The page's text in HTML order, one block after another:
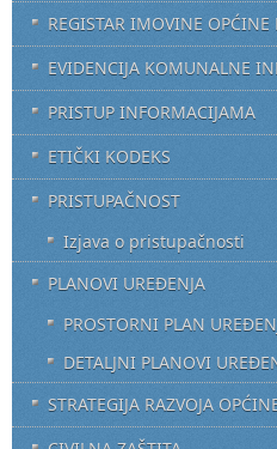
REGISTAR IMOVINE OPĆINE
EVIDENCIJA KOMUNALNE
PRISTUP INFORMACIJAMA
ETIČKI KODEKS
PRISTUPAČNOST
Izjava o pristupačnosti
PLANOVI UREĐENJA
PROSTORNI PLAN
DETALJNI PLANOVI
STRATEGIJA RAZVOJA